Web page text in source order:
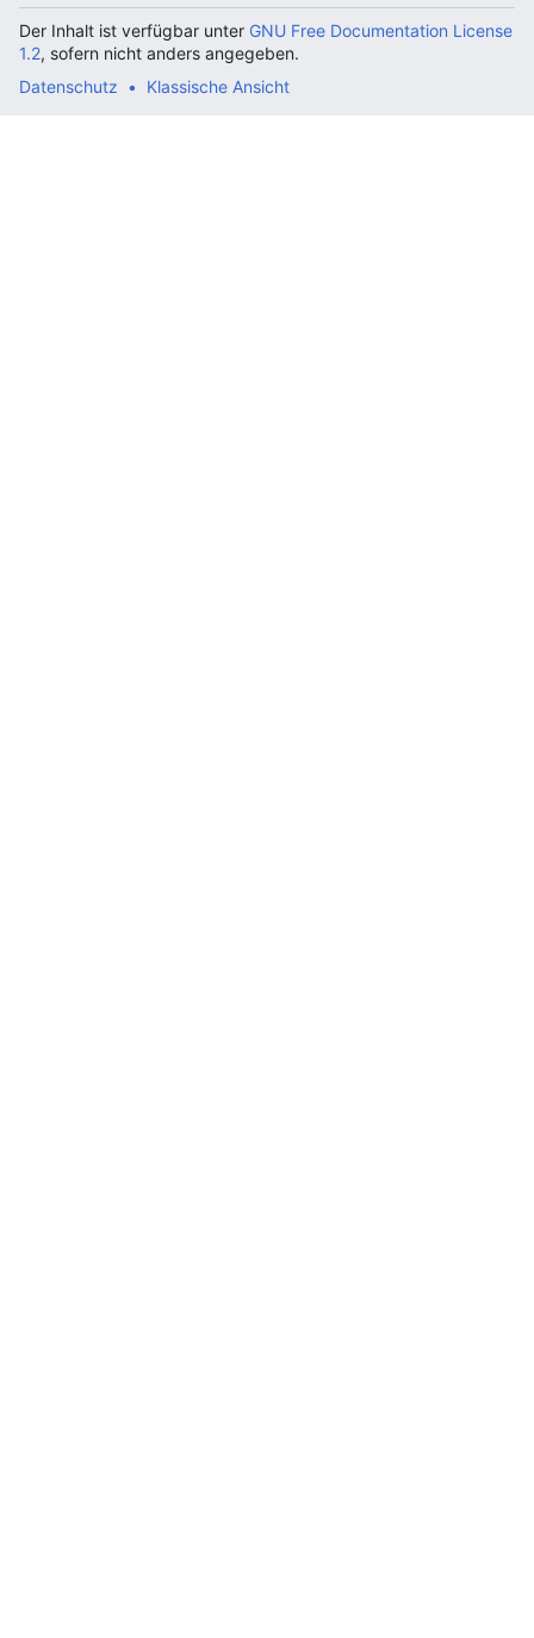
Der Inhalt ist verfügbar unter GNU Free Documentation License
1.2, sofern nicht anders angegeben.
Datenschutz
Klassische Ansicht